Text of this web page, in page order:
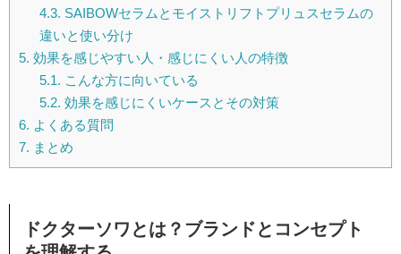
4.3. SAIBOWセラムとモイストリフトプリュスセラムの
違いと使い分け
5. 効果を感じやすい人・感じにくい人の特徴
5.1. こんな方に向いている
5.2. 効果を感じにくいケースとその対策
6. よくある質問
7. まとめ
ドクターソワとは？ブランドとコンセプト